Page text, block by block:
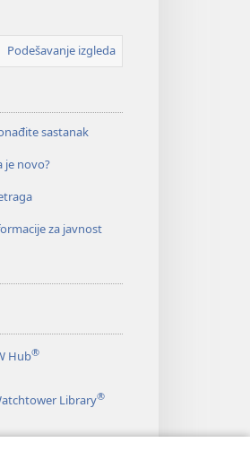
Podešavanje izgleda
sastanak
je novo?
za javnost
Hub®
Library®